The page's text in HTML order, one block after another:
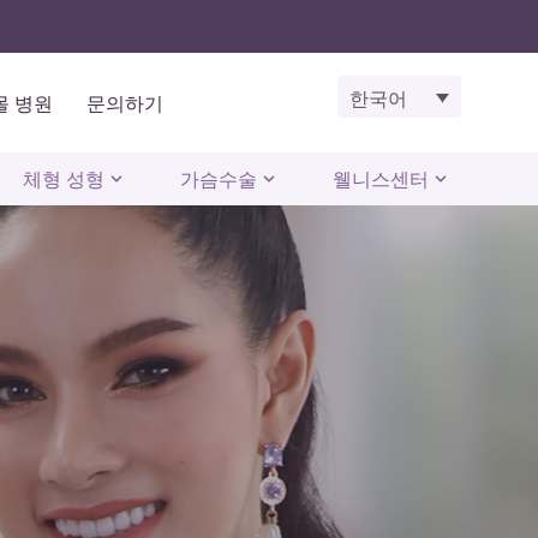
병원 문의하기 한국어
체형 성형 가슴수술 웰니스센터